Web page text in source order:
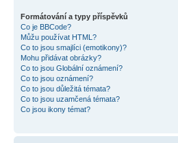
Formátování a typy příspěvků
Co je BBCode?
Můžu používat HTML?
Co to jsou smajlíci (emotikony)?
Mohu přidávat obrázky?
Co to jsou Globální oznámení?
Co to jsou oznámení?
Co to jsou důležitá témata?
Co to jsou uzamčená témata?
Co jsou ikony témat?